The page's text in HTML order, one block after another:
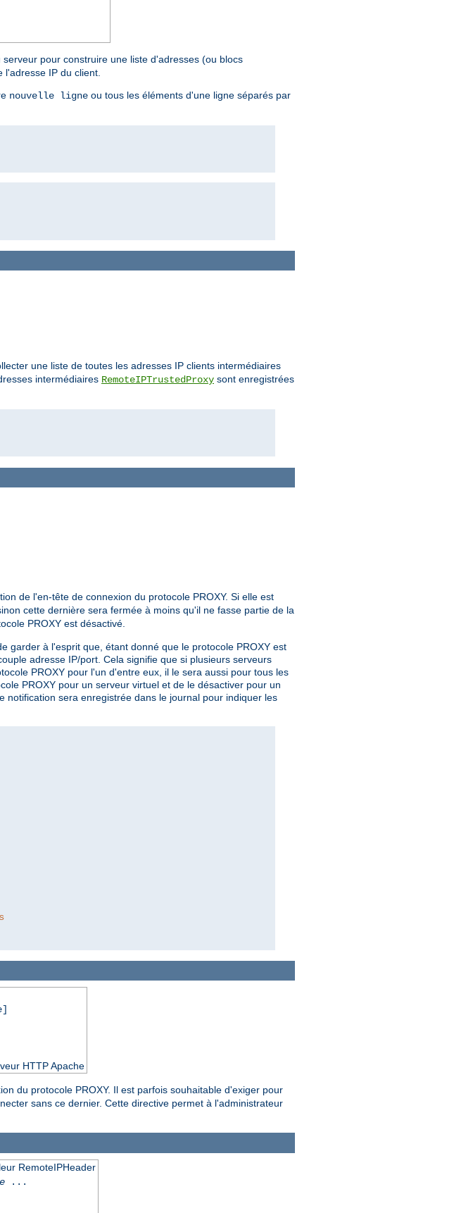
pour construire une liste d'adresses (ou blocs
IP du client.
nouvelle ligne ou tous les éléments d'une ligne séparés par
une liste de toutes les adresses IP clients intermédiaires
intermédiaires RemoteIPTrustedProxy sont enregistrées
de l'en-tête de connexion du protocole PROXY. Si elle est
cette dernière sera fermée à moins qu'il ne fasse partie de la
PROXY est désactivé.
garder à l'esprit que, étant donné que le protocole PROXY est
adresse IP/port. Cela signifie que si plusieurs serveurs
PROXY pour l'un d'entre eux, il le sera aussi pour tous les
PROXY pour un serveur virtuel et de le désactiver pour un
sera enregistrée dans le journal pour indiquer les
HTTP Apache
du protocole PROXY. Il est parfois souhaitable d'exiger pour
sans ce dernier. Cette directive permet à l'administrateur
RemoteIPHeader
...